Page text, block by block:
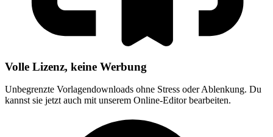
Volle Lizenz, keine Werbung
Unbegrenzte Vorlagendownloads ohne Stress oder Ablenkung. Du
kannst sie jetzt auch mit unserem Online-Editor bearbeiten.